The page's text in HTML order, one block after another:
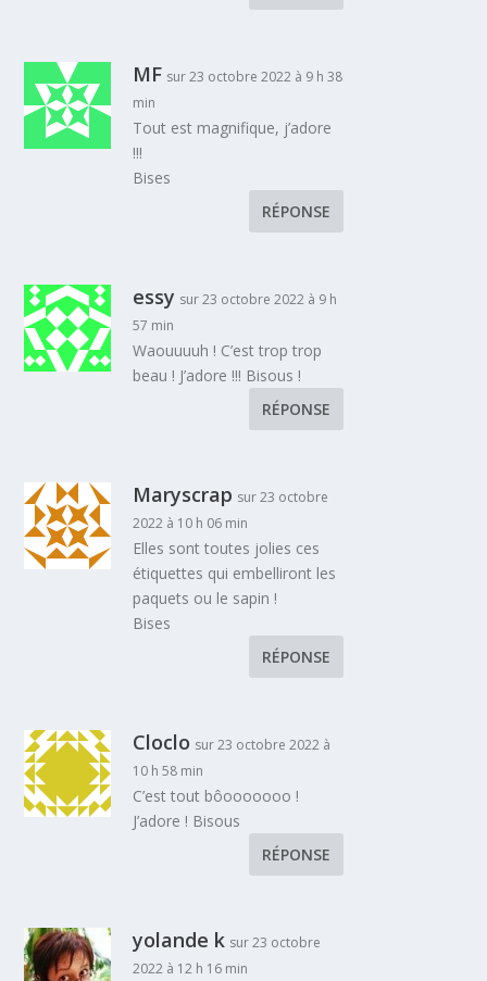
MF sur 23 octobre 2022 à 9 h 38
min
Tout est magnifique, j’adore
!!!
Bises
RÉPONSE
essy sur 23 octobre 2022 à 9 h
57 min
Waouuuuh ! C’est trop trop
beau ! J’adore !!! Bisous !
RÉPONSE
Maryscrap sur 23 octobre
2022 à 10 h 06 min
Elles sont toutes jolies ces
étiquettes qui embelliront les
paquets ou le sapin !
Bises
RÉPONSE
Cloclo sur 23 octobre 2022 à
10 h 58 min
C’est tout bôooooooo !
J’adore ! Bisous
RÉPONSE
yolande k sur 23 octobre
2022 à 12 h 16 min